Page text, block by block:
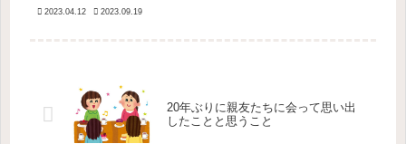
2023.04.12 2023.09.19
20年ぶりに親友たちに会って思い出
したことと思うこと